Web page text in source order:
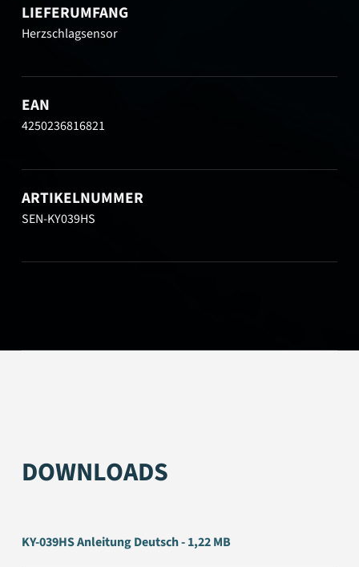
LIEFERUMFANG
Herzschlagsensor
EAN
4250236816821
ARTIKELNUMMER
SEN-KY039HS
DOWNLOADS
KY-039HS Anleitung Deutsch - 1,22 MB